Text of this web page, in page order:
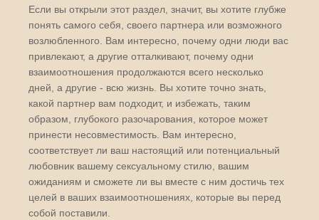
Если вы открыли этот раздел, значит, вы хотите глубже
понять самого себя, своего партнера или возможного
возлюбленного. Вам интересно, почему одни люди вас
привлекают, а другие отталкивают, почему одни
взаимоотношения продолжаются всего несколько
дней, а другие - всю жизнь. Вы хотите точно знать,
какой партнер вам подходит, и избежать, таким
образом, глубокого разочарования, которое может
принести несовместимость. Вам интересно,
соответствует ли ваш настоящий или потенциальный
любовник вашему сексуальному стилю, вашим
ожиданиям и сможете ли вы вместе с ним достичь тех
целей в ваших взаимоотношениях, которые вы перед
собой поставили.